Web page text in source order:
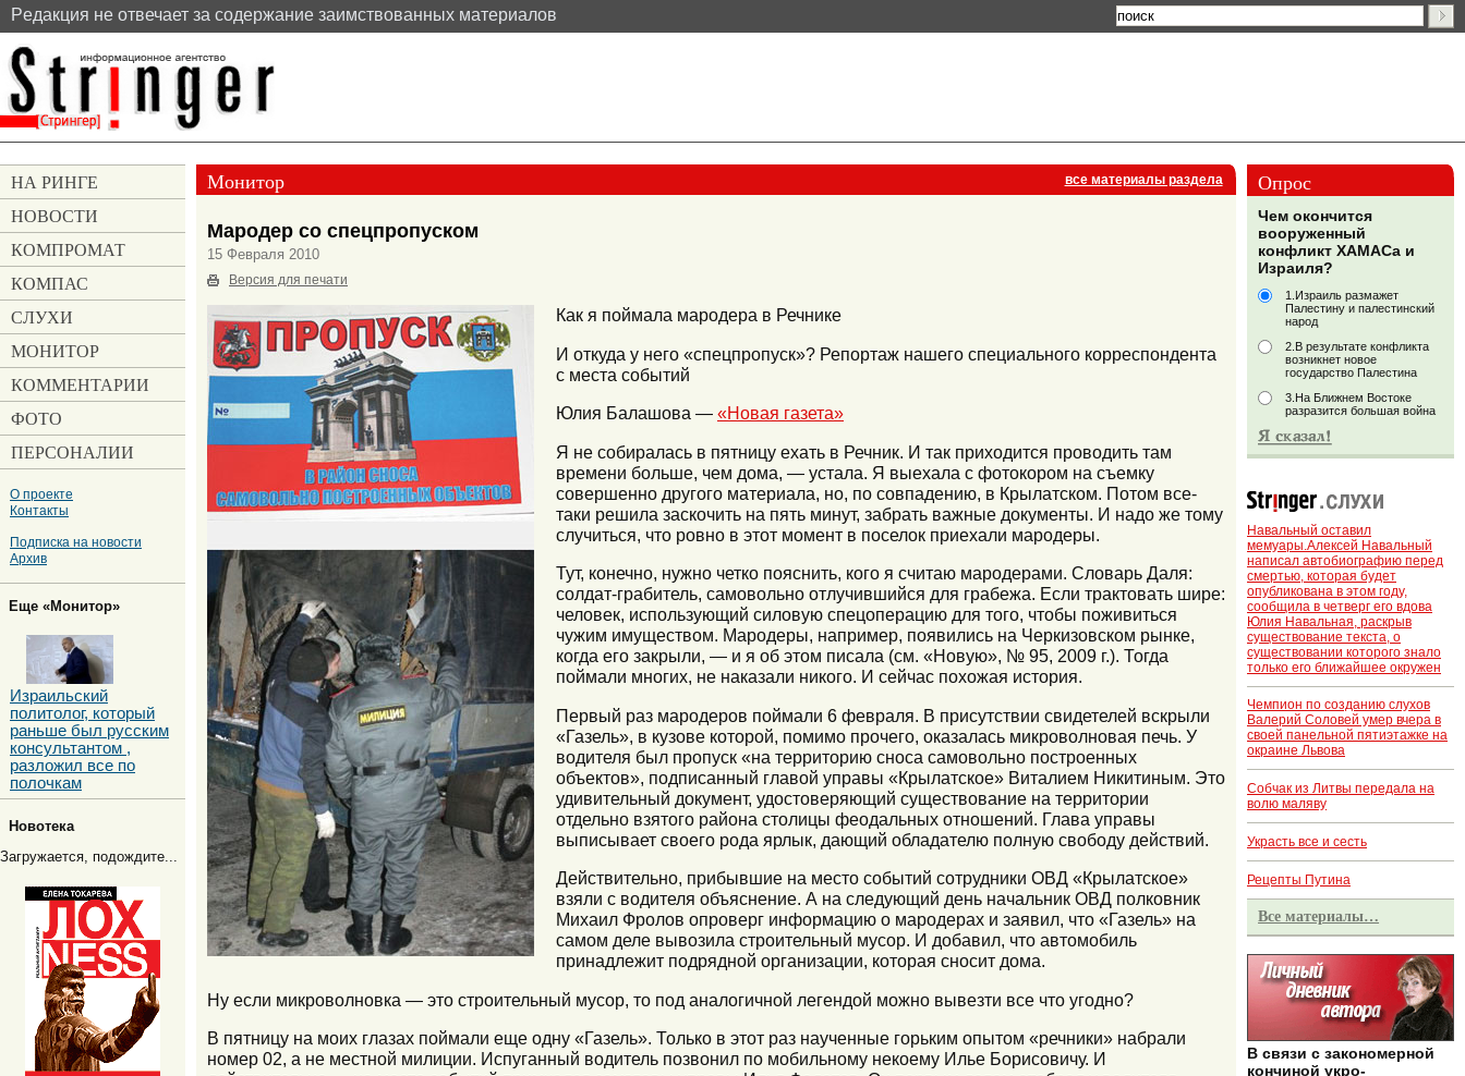
Pедакция не отвечает за содержание заимствованных материалов
Монитор все материалы раздела
Мародер со спецпропуском
15 Февраля 2010
Версия для печати
Как я поймала мародера в Речнике
И откуда у него «спецпропуск»? Репортаж нашего специального корреспондента
с места событий
Юлия Балашова — «Новая газета»
Я не собиралась в пятницу ехать в Речник. И так приходится проводить там
времени больше, чем дома, — устала. Я выехала с фотокором на съемку
совершенно другого материала, но, по совпадению, в Крылатском. Потом все-
таки решила заскочить на пять минут, забрать важные документы. И надо же тому
случиться, что ровно в этот момент в поселок приехали мародеры.
Тут, конечно, нужно четко пояснить, кого я считаю мародерами. Словарь Даля:
солдат-грабитель, самовольно отлучившийся для грабежа. Если трактовать шире:
человек, использующий силовую спецоперацию для того, чтобы поживиться
чужим имуществом. Мародеры, например, появились на Черкизовском рынке,
когда его закрыли, — и я об этом писала (см. «Новую», № 95, 2009 г.). Тогда
поймали многих, не наказали никого. И сейчас похожая история.
Первый раз мародеров поймали 6 февраля. В присутствии свидетелей вскрыли
«Газель», в кузове которой, помимо прочего, оказалась микроволновая печь. У
водителя был пропуск «на территорию сноса самовольно построенных
объектов», подписанный главой управы «Крылатское» Виталием Никитиным. Это
удивительный документ, удостоверяющий существование на территории
отдельно взятого района столицы феодальных отношений. Глава управы
выписывает своего рода ярлык, дающий обладателю полную свободу действий.
Действительно, прибывшие на место событий сотрудники ОВД «Крылатское»
взяли с водителя объяснение. А на следующий день начальник ОВД полковник
Михаил Фролов опроверг информацию о мародерах и заявил, что «Газель» на
самом деле вывозила строительный мусор. И добавил, что автомобиль
принадлежит подрядной организации, которая сносит дома.
Ну если микроволновка — это строительный мусор, то под аналогичной легендой можно вывезти все что угодно?
В пятницу на моих глазах поймали еще одну «Газель». Только в этот раз наученные горьким опытом «речники» набрали
номер 02, а не местной милиции. Испуганный водитель позвонил по мобильному некоему Илье Борисовичу. И
Опрос
Чем окончится
вооруженный
конфликт ХАМАСа и
Израиля?
1.Израиль размажет
Палестину и палестинский
народ
2.В результате конфликта
возникнет новое
государство Палестина
3.На Ближнем Востоке
разразится большая война
Навальный оставил
мемуары.Алексей Навальный
написал автобиографию перед
смертью, которая будет
опубликована в этом году,
сообщила в четверг его вдова
Юлия Навальная, раскрыв
существование текста, о
существовании которого знало
только его ближайшее окружен
Чемпион по созданию слухов
Валерий Соловей умер вчера в
своей панельной пятиэтажке на
окраине Львова
Собчак из Литвы передала на
волю маляву
Украсть все и сесть
Рецепты Путина
Все материалы…
В связи с закономерной
кончиной укро-
НА РИНГЕ
НОВОСТИ
КОМПРОМАТ
КОМПАС
СЛУХИ
МОНИТОР
КОММЕНТАРИИ
ФОТО
ПЕРСОНАЛИИ
О проекте
Контакты
Подписка на новости
Архив
Еще «Монитор»
Израильский
политолог, который
раньше был русским
консультантом ,
разложил все по
полочкам
Новотека
Загружается, подождите...